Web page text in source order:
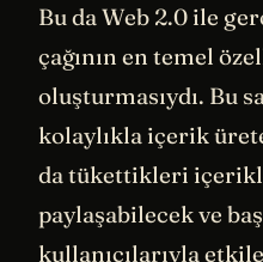
Bu da Web 2.0 ile
çağının en temel
oluşturmasıydı. Bu
kolaylıkla içerik
da tükettikleri
paylaşabilecek ve
kullanıcılarıyla